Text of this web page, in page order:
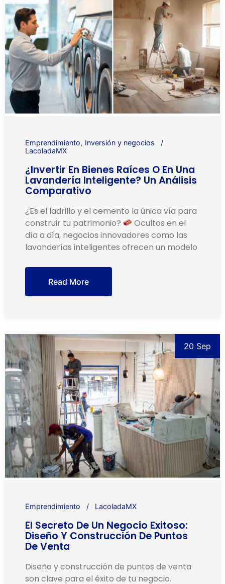
Emprendimiento
Inversión y negocios
LacoladaMX
¿Invertir En Bienes Raíces O En Una
Lavandería Inteligente? Un Análisis
Comparativo
¿Es el ladrillo y el cemento la única vía para
construir tu patrimonio?
Ocultos en el
día a día, negocios innovadores como las
lavanderías inteligentes ofrecen un modelo
Read More
20 Sep
Emprendimiento LacoladaMX
El Secreto De Un Negocio Exitoso:
Diseño Y Construcción De Puntos
De Venta
Diseño y construcción de puntos de venta
son clave para el éxito de tu negocio.